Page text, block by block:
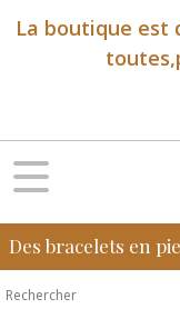
La boutique est